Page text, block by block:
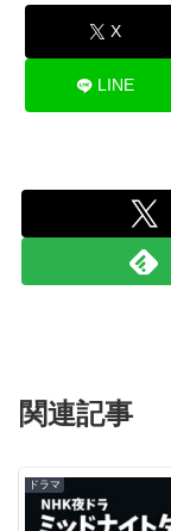
X
LINE
関連記事
ドラマ